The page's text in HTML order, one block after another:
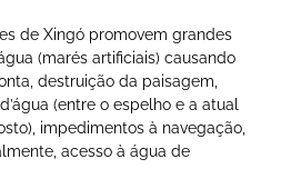
de Xingó promovem grandes
(marés artificiais) causando
destruição da paisagem,
(entre o espelho e a atual
impedimentos à navegação,
acesso à água de